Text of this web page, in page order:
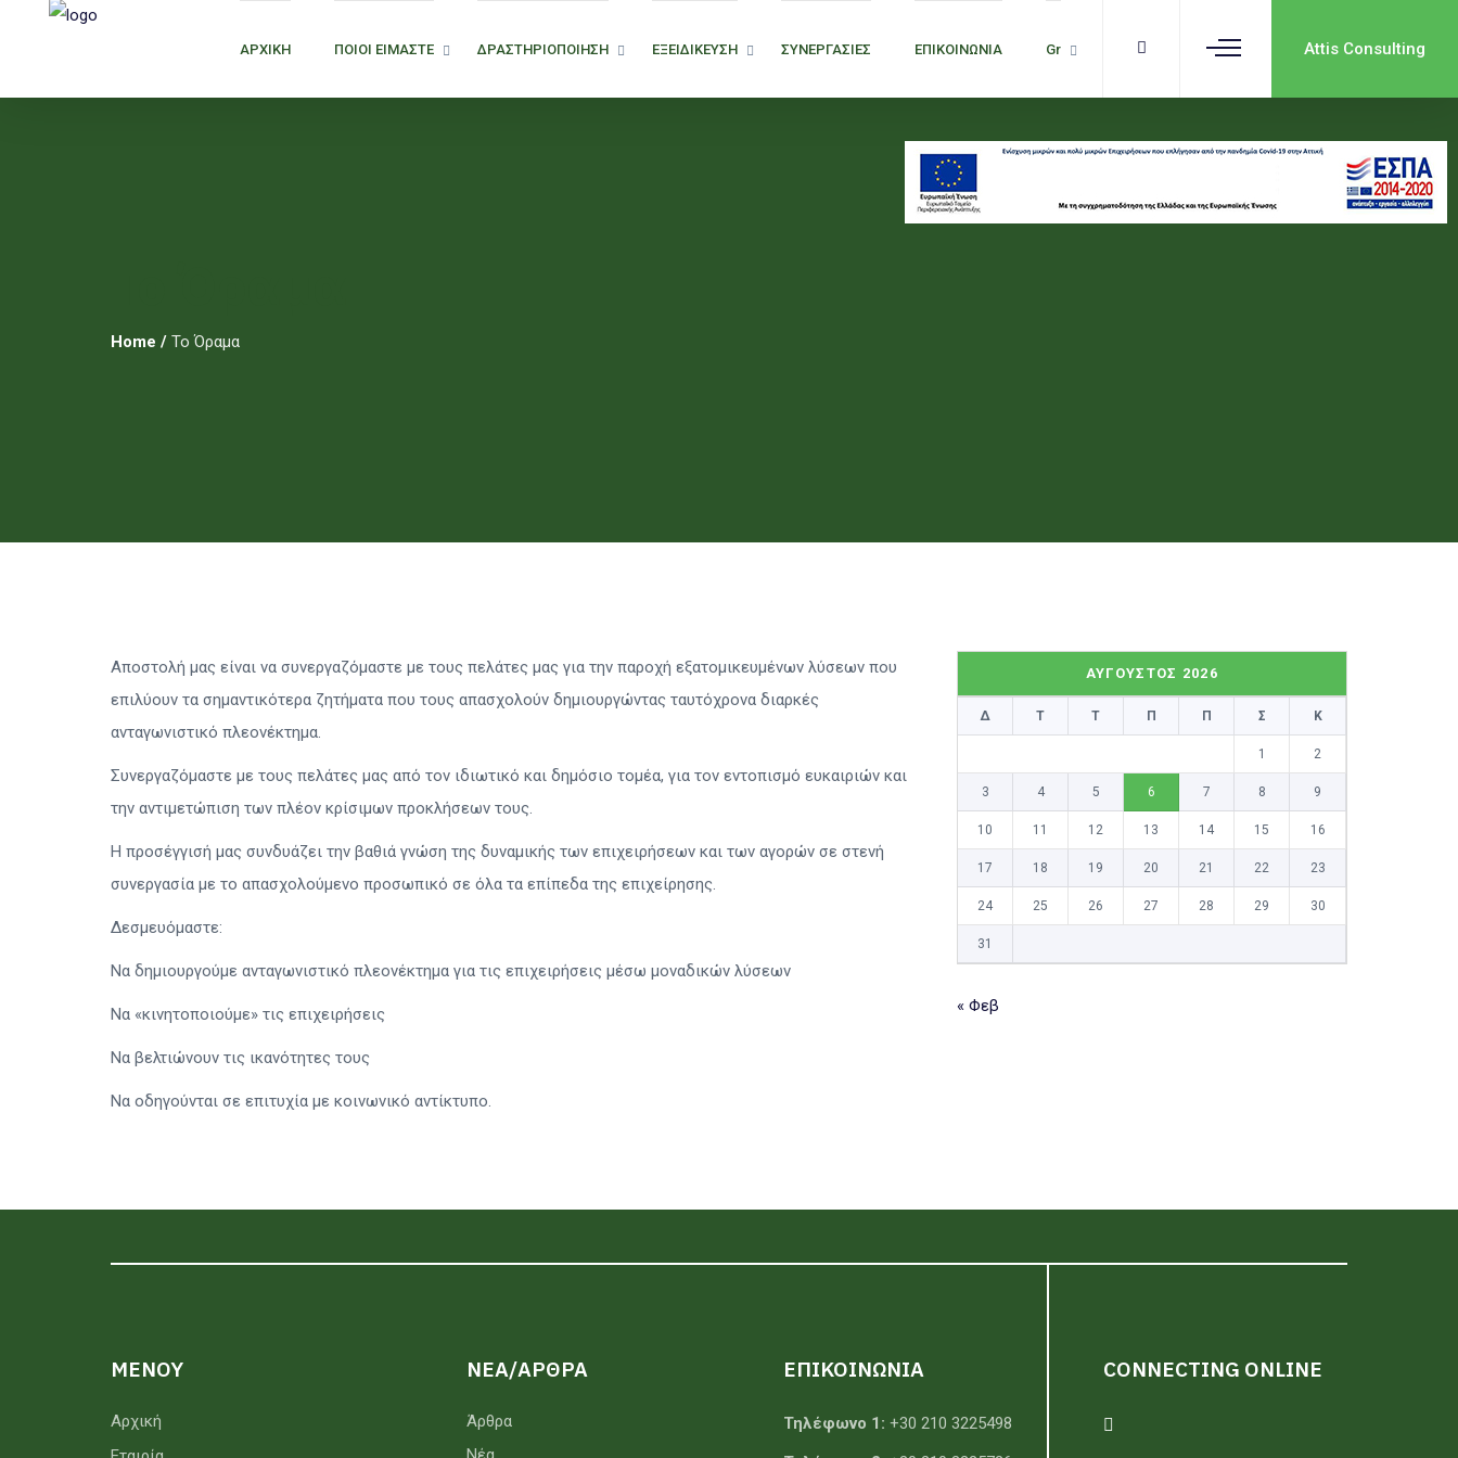
Attis Consulting
ΑΡΧΙΚΗ ΠΟΙΟΙ ΕΙΜΑΣΤΕ ΔΡΑΣΤΗΡΙΟΠΟΙΗΣΗ ΕΞΕΙΔΙΚΕΥΣΗ ΣΥΝΕΡΓΑΣΙΕΣ ΕΠΙΚΟΙΝΩΝΙΑ Gr
Home / Το Όραμα
Αποστολή μας είναι να συνεργαζόμαστε με τους πελάτες μας για την παροχή εξατομικευμένων λύσεων που
επιλύουν τα σημαντικότερα ζητήματα που τους απασχολούν δημιουργώντας ταυτόχρονα διαρκές
ανταγωνιστικό πλεονέκτημα.
Συνεργαζόμαστε με τους πελάτες μας από τον ιδιωτικό και δημόσιο τομέα, για τον εντοπισμό ευκαιριών και
την αντιμετώπιση των πλέον κρίσιμων προκλήσεων τους.
Η προσέγγισή μας συνδυάζει την βαθιά γνώση της δυναμικής των επιχειρήσεων και των αγορών σε στενή
συνεργασία με το απασχολούμενο προσωπικό σε όλα τα επίπεδα της επιχείρησης.
Δεσμευόμαστε:
Να δημιουργούμε ανταγωνιστικό πλεονέκτημα για τις επιχειρήσεις μέσω μοναδικών λύσεων
Να «κινητοποιούμε» τις επιχειρήσεις
Να βελτιώνουν τις ικανότητες τους
Να οδηγούνται σε επιτυχία με κοινωνικό αντίκτυπο.
ΑΎΓΟΥΣΤΟΣ 2026
Δ Τ Τ Π Π Σ Κ
1 2
3 4 5 6 7 8 9
10 11 12 13 14 15 16
17 18 19 20 21 22 23
24 25 26 27 28 29 30
31
« Φεβ
MENOY
Αρχική
ΝΕΑ/ΑΡΘΡΑ
Άρθρα
ΕΠΙΚΟΙΝΩΝΙΑ
Τηλέφωνο 1: +30 210 3225498
CONNECTING ONLINE